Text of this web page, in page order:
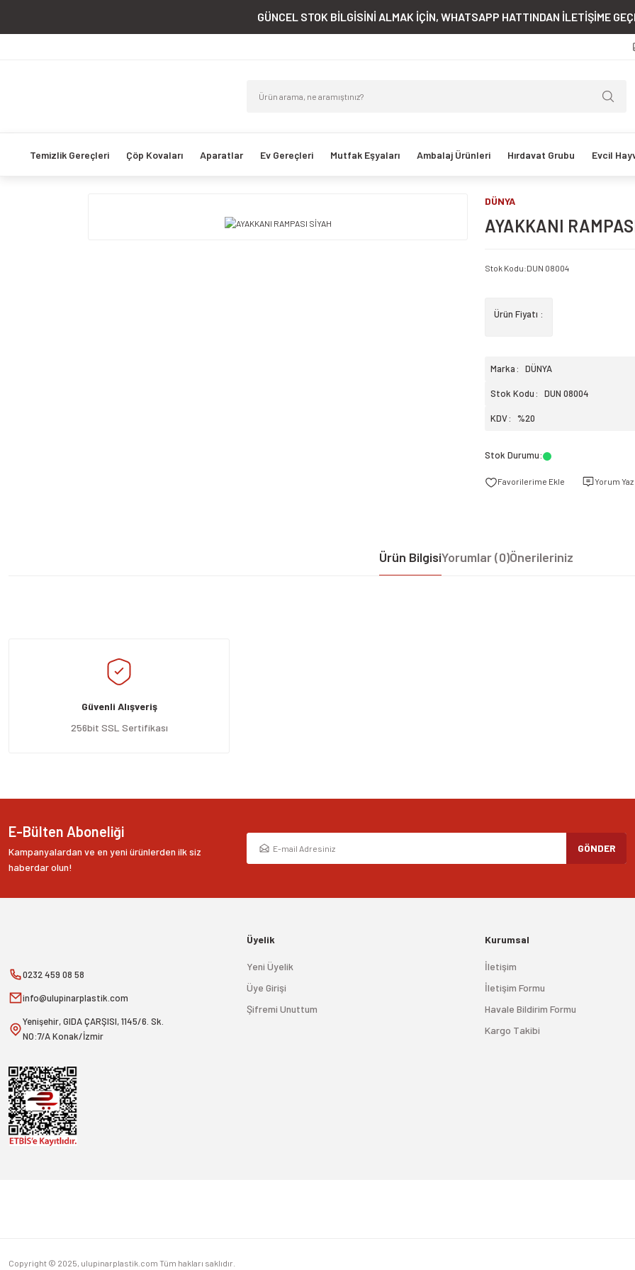
GÜNCEL STOK BİLGİSİNİ ALMAK İÇİN, WHATSAPP HATTINDAN İLETİŞİME
Temizlik Gereçleri Çöp Kovaları Aparatlar Ev Gereçleri Mutfak Eşyaları Ambalaj Ürünleri Hırdavat Grubu Evcil
DÜNYA
AYAKKANI
Stok Kodu:DUN 08004
Ürün Fiyatı :
Marka DÜNYA
Stok Kodu DUN 08004
KDV %20
Stok Durumu:
Yorum Yaz
Ürün BilgisiYorumlar (0)Önerileriniz
Ürün resmi kalitesiz, bozuk veya görüntülenemiyor.
Ürün açıklamasında eksik bilgiler bulunuyor.
Ürün bilgilerinde hatalar bulunuyor.
Ürün fiyatı diğer sitelerden daha pahalı.
Güvenli Alışveriş
256bit SSL Sertifikası
E-Bülten Aboneliği
Kampanyalardan ve en yeni ürünlerden ilk siz
haberdar olun!
GÖNDER
0232 459 08 58
info@ulupinarplastik.com
Yenişehir, GIDA ÇARŞISI, 1145/6. Sk.
NO:7/A Konak/İzmir
Üyelik
Yeni Üyelik
Üye Girişi
Şifremi Unuttum
Kurumsal
İletişim
İletişim Formu
Havale Bildirim Formu
Kargo Takibi
Copyright © 2025, ulupinarplastik.com Tüm hakları saklıdır.